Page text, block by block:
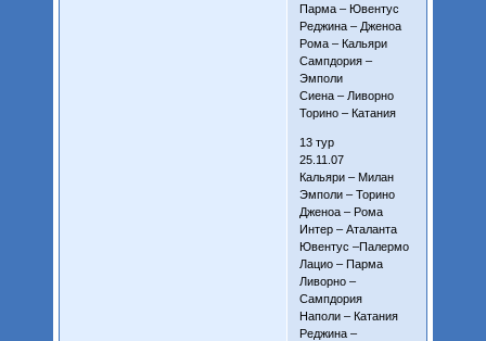
Парма – Ювентус
Реджина – Дженоа
Рома – Кальяри
Сампдория –
Эмполи
Сиена – Ливорно
Торино – Катания
13 тур
25.11.07
Кальяри – Милан
Эмполи – Торино
Дженоа – Рома
Интер – Аталанта
Ювентус –Палермо
Лацио – Парма
Ливорно –
Сампдория
Наполи – Катания
Реджина –